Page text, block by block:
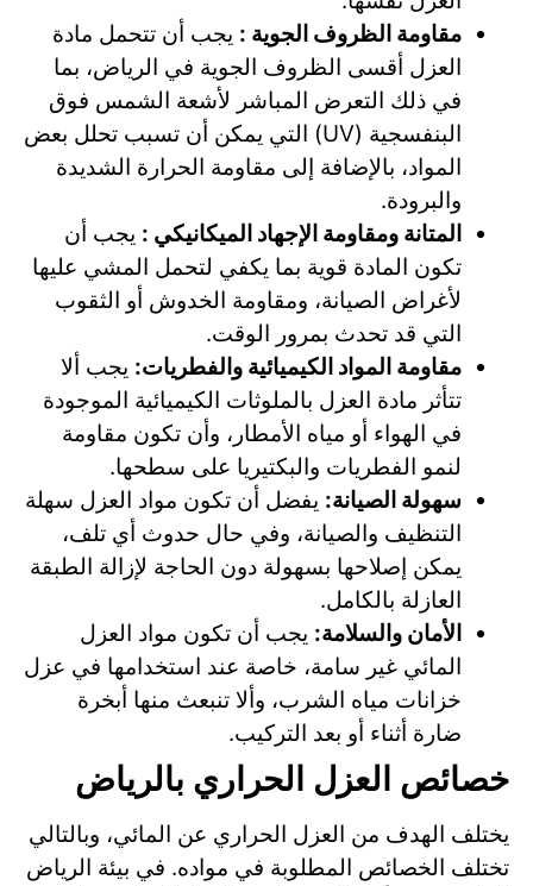
مقاومة الظروف الجوية : يجب أن تتحمل مادة
العزل أقسى الظروف الجوية في الرياض، بما
في ذلك التعرض المباشر لأشعة الشمس فوق
البنفسجية (UV) التي يمكن أن تسبب تحلل بعض
المواد، بالإضافة إلى مقاومة الحرارة الشديدة
والبرودة.
المتانة ومقاومة الإجهاد الميكانيكي : يجب أن
تكون المادة قوية بما يكفي لتحمل المشي عليها
لأغراض الصيانة، ومقاومة الخدوش أو الثقوب
التي قد تحدث بمرور الوقت.
مقاومة المواد الكيميائية والفطريات: يجب ألا
تتأثر مادة العزل بالملوثات الكيميائية الموجودة
في الهواء أو مياه الأمطار، وأن تكون مقاومة
لنمو الفطريات والبكتيريا على سطحها.
سهولة الصيانة: يفضل أن تكون مواد العزل سهلة
التنظيف والصيانة، وفي حال حدوث أي تلف،
يمكن إصلاحها بسهولة دون الحاجة لإزالة الطبقة
العازلة بالكامل.
الأمان والسلامة: يجب أن تكون مواد العزل
المائي غير سامة، خاصة عند استخدامها في عزل
خزانات مياه الشرب، وألا تنبعث منها أبخرة
ضارة أثناء أو بعد التركيب.
خصائص العزل الحراري بالرياض
يختلف الهدف من العزل الحراري عن المائي، وبالتالي
تختلف الخصائص المطلوبة في مواده. في بيئة الرياض